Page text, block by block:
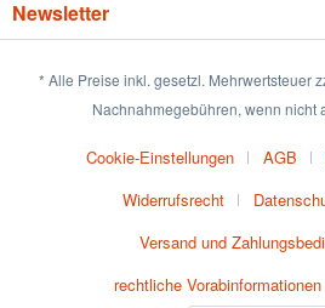
Newsletter
* Alle Preise inkl. gesetzl. Mehrwertsteuer
Nachnahmegebühren, wenn nicht
Cookie-Einstellungen AGB
Widerrufsrecht
Versand und
rechtliche Vorabinformationen